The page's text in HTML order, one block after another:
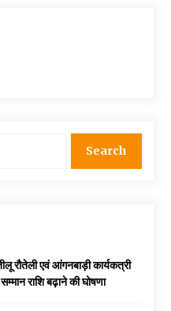
एवं आंगनबाड़ी कार्यकत्री
राशि बढ़ाने की घोषणा